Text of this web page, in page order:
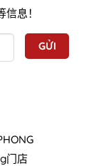
息！
门店